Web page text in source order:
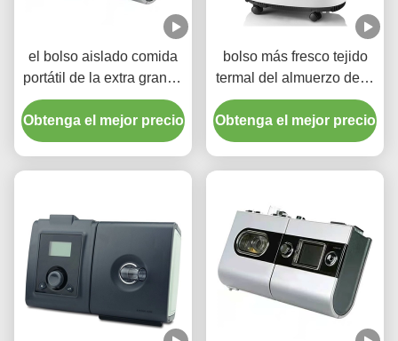
el bolso aislado comida
portátil de la extra grande
de los 58x38x35cm en
offset la impresión
Obtenga el mejor precio
bolso más fresco tejido
termal del almuerzo de la
película 40L para la
capacidad grande fría de
la preservación del calor
Obtenga el mejor precio